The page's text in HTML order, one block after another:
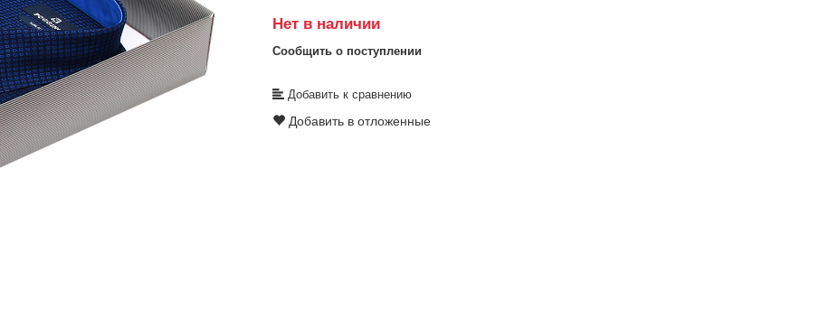
Нет в наличии
Сообщить о поступлении
Добавить к сравнению
Добавить в отложенные